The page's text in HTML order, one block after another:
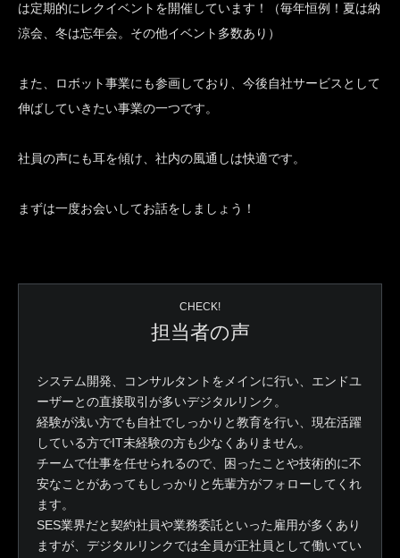
は定期的にレクイベントを開催しています！（毎年恒例！夏は納
涼会、冬は忘年会。その他イベント多数あり）
また、ロボット事業にも参画しており、今後自社サービスとして
伸ばしていきたい事業の一つです。
社員の声にも耳を傾け、社内の風通しは快適です。
まずは一度お会いしてお話をしましょう！
CHECK!
担当者の声
システム開発、コンサルタントをメインに行い、エンドユ
ーザーとの直接取引が多いデジタルリンク。
経験が浅い方でも自社でしっかりと教育を行い、現在活躍
している方でIT未経験の方も少なくありません。
チームで仕事を任せられるので、困ったことや技術的に不
安なことがあってもしっかりと先輩方がフォローしてくれ
ます。
SES業界だと契約社員や業務委託といった雇用が多くあり
ますが、デジタルリンクでは全員が正社員として働いてい